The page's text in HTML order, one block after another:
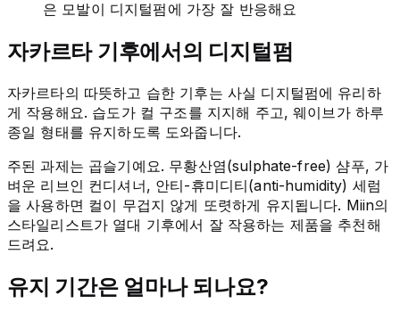
은 모발이 디지털펌에 가장 잘 반응해요
자카르타 기후에서의 디지털펌
자카르타의 따뜻하고 습한 기후는 사실 디지털펌에 유리하
게 작용해요. 습도가 컬 구조를 지지해 주고, 웨이브가 하루
종일 형태를 유지하도록 도와줍니다.
주된 과제는 곱슬기예요. 무황산염(sulphate-free) 샴푸, 가
벼운 리브인 컨디셔너, 안티-휴미디티(anti-humidity) 세럼
을 사용하면 컬이 무겁지 않게 또렷하게 유지됩니다. Miin의
스타일리스트가 열대 기후에서 잘 작용하는 제품을 추천해
드려요.
유지 기간은 얼마나 되나요?